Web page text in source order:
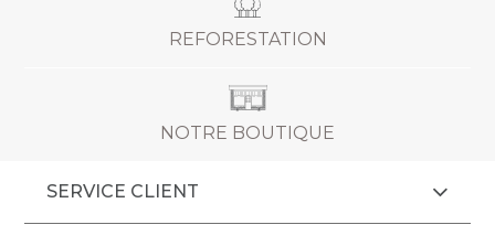
REFORESTATION
NOTRE BOUTIQUE
SERVICE CLIENT